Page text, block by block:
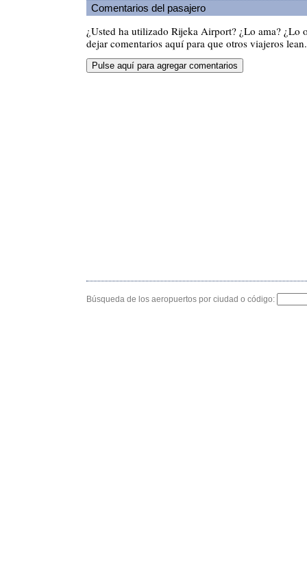
Comentarios del pasajero
¿Usted ha utilizado Rijeka Airport? ¿Lo ama? ¿Lo
dejar comentarios aquí para que otros viajeros lean.
Búsqueda de los aeropuertos por ciudad o código: